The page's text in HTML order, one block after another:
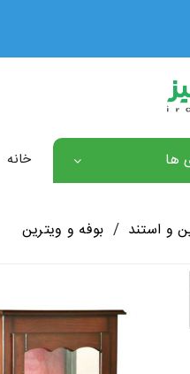
ها خانه
و استند / بوفه و ویترین